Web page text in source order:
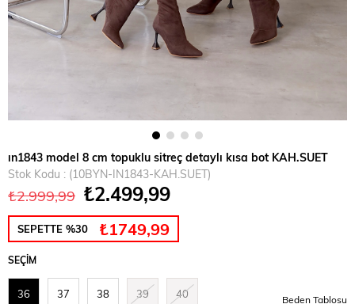
ın1843 model 8 cm topuklu sitreç detaylı kısa bot KAH.SUET
Stok Kodu
(10BYN-IN1843-KAH.SUET)
₺2.999,99 ₺2.499,99
SEPETTE %30 ₺1749,99
SEÇIM
36 37 38 39 40 Beden Tablosu